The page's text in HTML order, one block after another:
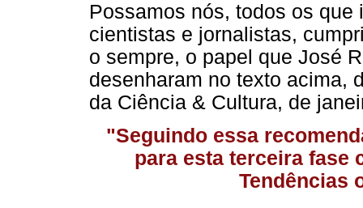
Possamos nós, todos os
cientistas e jornalistas,
o sempre, o papel que José
desenharam no texto acima,
da Ciência & Cultura, de
"Seguindo essa
para esta terceira fase
Tendências